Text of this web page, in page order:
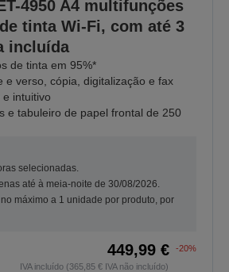
4950 A4 multifunções
tinta Wi-Fi, com até 3
incluída
de tinta em 95%*
e verso, cópia, digitalização e fax
intuitivo
e tabuleiro de papel frontal de 250
selecionadas.
até à meia-noite de 30/08/2026.
máximo a 1 unidade por produto, por
449,99 €
-20%
IVA incluído (365,85 € IVA não incluído)